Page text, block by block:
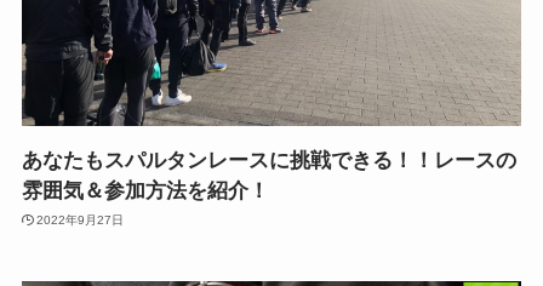
あなたもスパルタンレースに挑戦できる！！レースの
雰囲気＆参加方法を紹介！
2022年9月27日